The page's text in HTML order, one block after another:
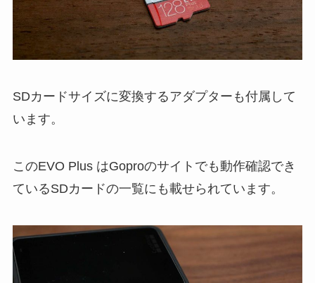
SDカードサイズに変換するアダプターも付属して
います。
このEVO Plus はGoproのサイトでも動作確認でき
ているSDカードの一覧にも載せられています。